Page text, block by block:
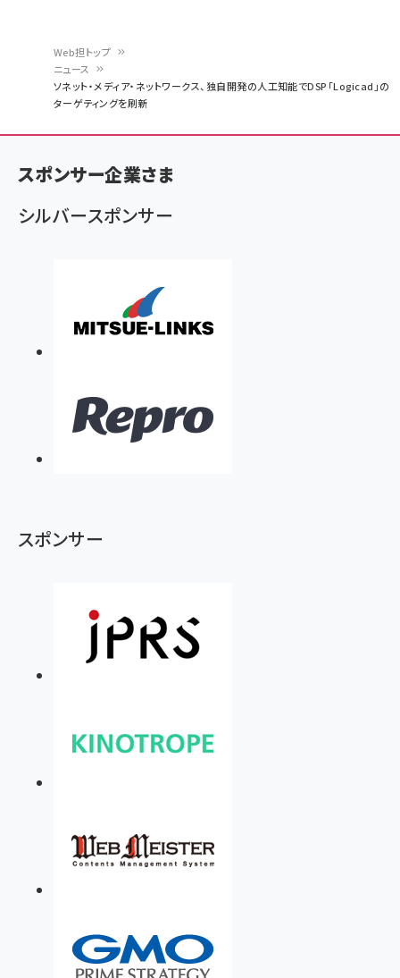
く
ず
Web担トップ
ニュース
ソネット・メディア・ネットワークス、独自開発の人工知能でDSP「Logicad」の
ターゲティングを刷新
スポンサー企業さま
シルバースポンサー
スポンサー